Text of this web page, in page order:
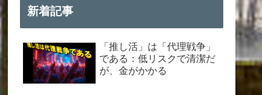
新着記事
「推し活」は「代理戦争」
である：低リスクで清潔だ
が、金がかかる